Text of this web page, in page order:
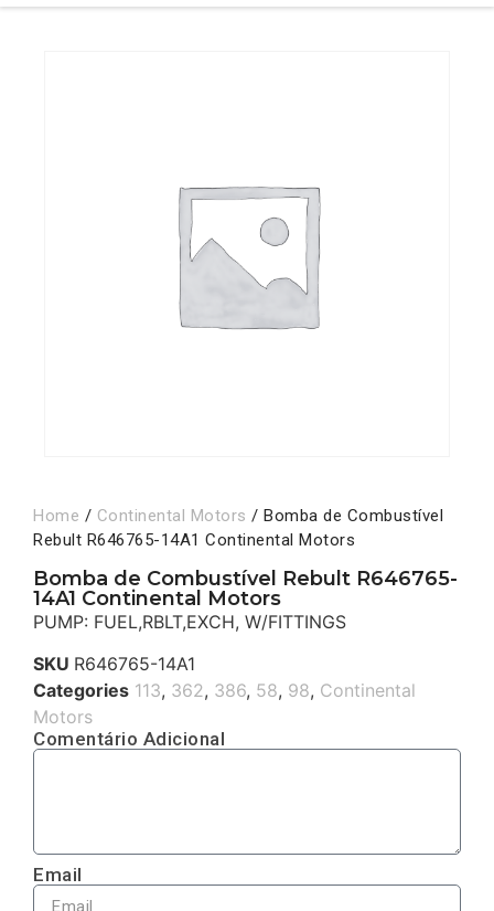
Home / Continental Motors / Bomba de Combustível
Rebult R646765-14A1 Continental Motors
Bomba de Combustível Rebult R646765-
14A1 Continental Motors
PUMP: FUEL,RBLT,EXCH, W/FITTINGS
SKU R646765-14A1
Categories 113, 362, 386, 58, 98, Continental
Motors
Comentário Adicional
Email